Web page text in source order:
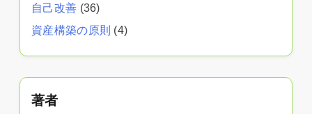
自己改善 (36)
資産構築の原則 (4)
著者